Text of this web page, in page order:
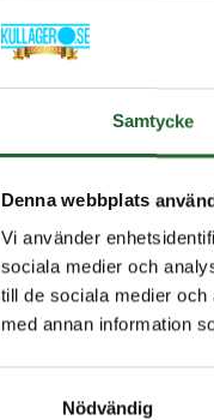
Samtycke
Denna webbplats
Vi använder
sociala medier och
till de sociala medier
med annan information
Nödvändig